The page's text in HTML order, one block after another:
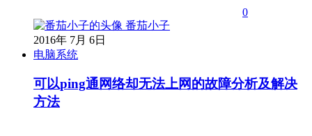
0
番茄小子
2016年 7月 6日
电脑系统
可以ping通网络却无法上网的故障分析及解决
方法